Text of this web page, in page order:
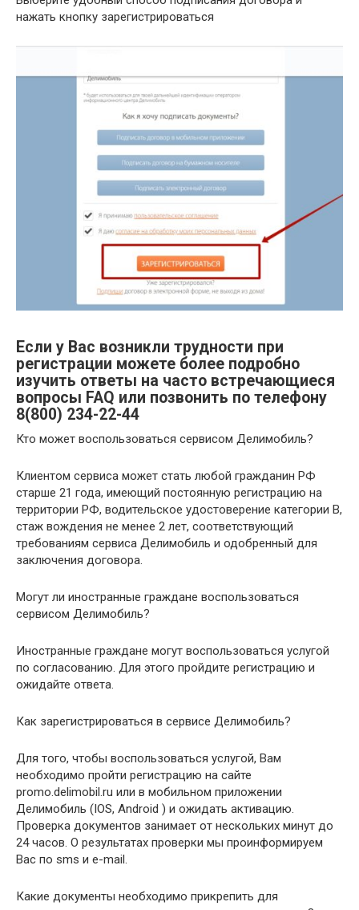
нажать кнопку зарегистрироваться
Если у Вас возникли трудности при
регистрации можете более подробно
изучить ответы на часто встречающиеся
вопросы FAQ или позвонить по телефону
8(800) 234-22-44
Кто может воспользоваться сервисом Делимобиль?
Клиентом сервиса может стать любой гражданин РФ
старше 21 года, имеющий постоянную регистрацию на
территории РФ, водительское удостоверение категории В,
стаж вождения не менее 2 лет, соответствующий
требованиям сервиса Делимобиль и одобренный для
заключения договора.
Могут ли иностранные граждане воспользоваться
сервисом Делимобиль?
Иностранные граждане могут воспользоваться услугой
по согласованию. Для этого пройдите регистрацию и
ожидайте ответа.
Как зарегистрироваться в сервисе Делимобиль?
Для того, чтобы воспользоваться услугой, Вам
необходимо пройти регистрацию на сайте
promo.delimobil.ru или в мобильном приложении
Делимобиль (IOS, Android ) и ожидать активацию.
Проверка документов занимает от нескольких минут до
24 часов. О результатах проверки мы проинформируем
Вас по sms и e-mail.
Какие документы необходимо прикрепить для